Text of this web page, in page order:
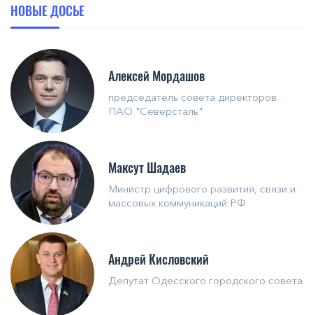
НОВЫЕ ДОСЬЕ
Алексей Мордашов
председатель совета директоров
ПАО "Северсталь"
Максут Шадаев
Министр цифрового развития, связи и
массовых коммуникаций РФ
Андрей Кисловский
Депутат Одесского городского совета